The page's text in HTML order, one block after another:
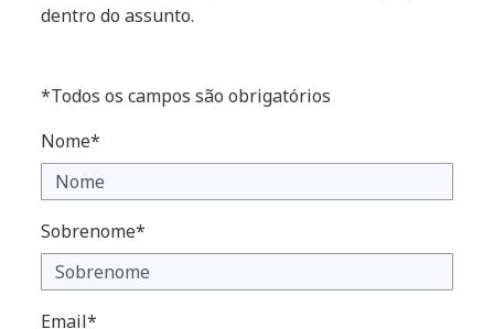
dentro do assunto.
*Todos os campos são obrigatórios
Nome*
Sobrenome*
Email*